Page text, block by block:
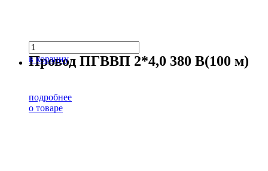
в корзину
Провод ПГВВП 2*4,0 380 В(100 м)
подробнее
о товаре